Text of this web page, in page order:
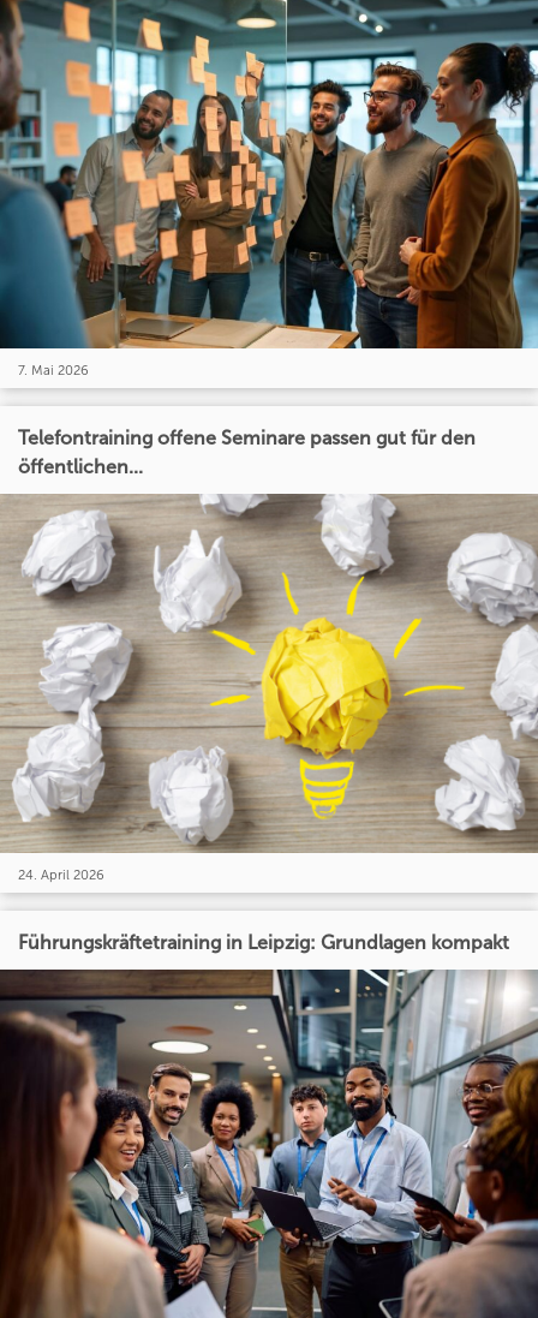
7. Mai 2026
Telefontraining offene Seminare passen gut für den
öffentlichen...
24. April 2026
Führungskräftetraining in Leipzig: Grundlagen kompakt